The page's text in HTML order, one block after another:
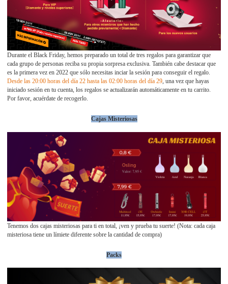
Durante el Black Friday, hemos preparado un total de tres regalos para garantizar que
cada grupo de personas reciba su propia sorpresa exclusiva. También cabe destacar que
es la primera vez en 2022 que sólo necesitas inciar la sesión para conseguir el regalo.
Desde las 20:00 horas del día 22 hasta las 02:00 horas del día 29, una vez que hayas
iniciado sesión en tu cuenta, los regalos se actualizarán automáticamente en tu carrito.
Por favor, acuérdate de recogerlo.
Cajas Misteriosas
Tenemos dos cajas misteriosas para ti en total, ¡ven y prueba tu suerte! (Nota: cada caja
misteriosa tiene un límiete diferente sobre la cantidad de compra)
Packs